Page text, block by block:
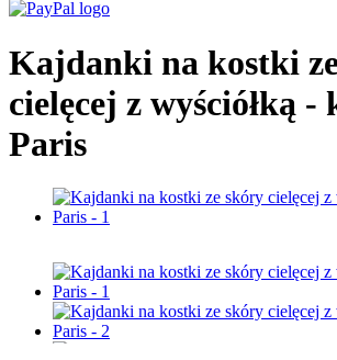
Kajdanki na kostki
cielęcej z wyściółką -
Paris